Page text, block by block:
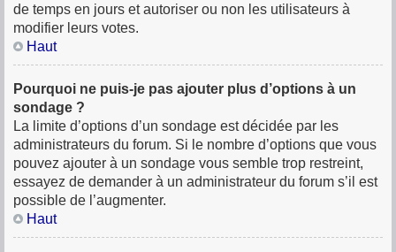
de temps en jours et autoriser ou non les utilisateurs à
modifier leurs votes.
Haut
Pourquoi ne puis-je pas ajouter plus d’options à un
sondage ?
La limite d’options d’un sondage est décidée par les
administrateurs du forum. Si le nombre d’options que vous
pouvez ajouter à un sondage vous semble trop restreint,
essayez de demander à un administrateur du forum s’il est
possible de l’augmenter.
Haut